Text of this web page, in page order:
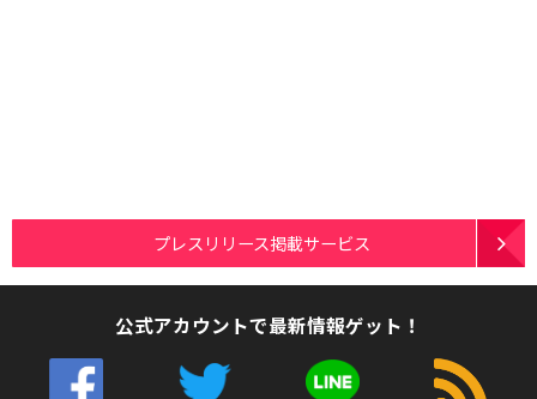
プレスリリース掲載サービス
公式アカウントで最新情報ゲット！